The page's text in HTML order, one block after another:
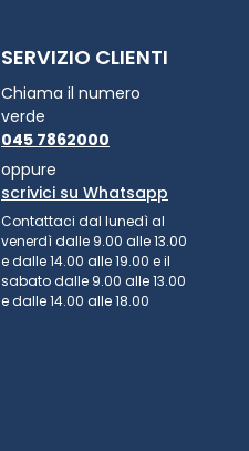
SERVIZIO CLIENTI
Chiama il numero
verde
045 7862000
oppure
scrivici su Whatsapp
Contattaci dal lunedì al
venerdì dalle 9.00 alle 13.00
e dalle 14.00 alle 19.00 e il
sabato dalle 9.00 alle 13.00
e dalle 14.00 alle 18.00